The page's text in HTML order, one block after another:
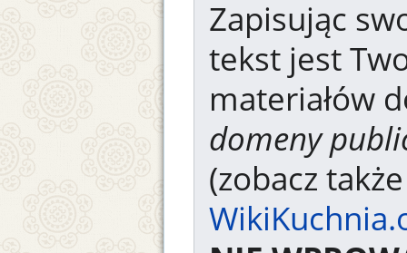
Zapisując
tekst jest
materiałów
domeny
(zobacz